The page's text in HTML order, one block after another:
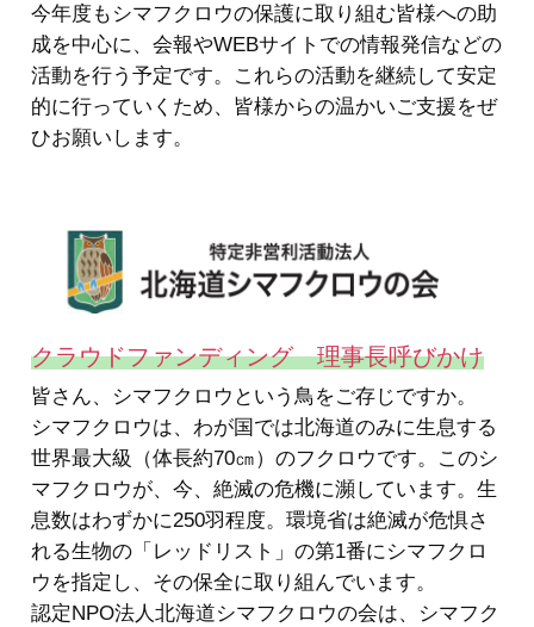
今年度もシマフクロウの保護に取り組む皆様への助
成を中心に、会報やWEBサイトでの情報発信などの
活動を行う予定です。これらの活動を継続して安定
的に行っていくため、皆様からの温かいご支援をぜ
ひお願いします。
クラウドファンディング 理事長呼びかけ
皆さん、シマフクロウという鳥をご存じですか。
シマフクロウは、わが国では北海道のみに生息する
世界最大級（体長約70㎝）のフクロウです。このシ
マフクロウが、今、絶滅の危機に瀕しています。生
息数はわずかに250羽程度。環境省は絶滅が危惧さ
れる生物の「レッドリスト」の第1番にシマフクロ
ウを指定し、その保全に取り組んでいます。
認定NPO法人北海道シマフクロウの会は、シマフク